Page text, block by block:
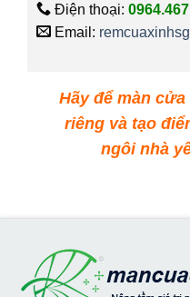
Điện thoại:
Email:
Hãy để màn
riêng và tạo
ngôi nhà